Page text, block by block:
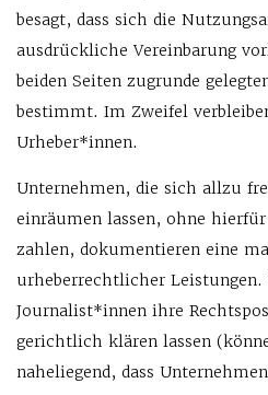
besagt, dass sich die
ausdrückliche Vereinbarung
beiden Seiten zugrunde
bestimmt. Im Zweifel
Urheber*innen.
Unternehmen, die sich allzu
einräumen lassen, ohne
zahlen, dokumentieren eine
urheberrechtlicher Leistungen.
Journalist*innen ihre
gerichtlich klären lassen
naheliegend, dass